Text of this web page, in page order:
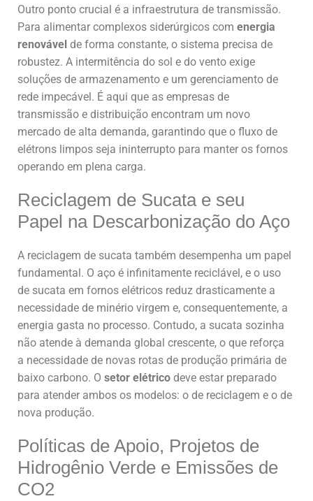
Outro ponto crucial é a infraestrutura de transmissão.
Para alimentar complexos siderúrgicos com energia
renovável de forma constante, o sistema precisa de
robustez. A intermitência do sol e do vento exige
soluções de armazenamento e um gerenciamento de
rede impecável. É aqui que as empresas de
transmissão e distribuição encontram um novo
mercado de alta demanda, garantindo que o fluxo de
elétrons limpos seja ininterrupto para manter os fornos
operando em plena carga.
Reciclagem de Sucata e seu
Papel na Descarbonização do Aço
A reciclagem de sucata também desempenha um papel
fundamental. O aço é infinitamente reciclável, e o uso
de sucata em fornos elétricos reduz drasticamente a
necessidade de minério virgem e, consequentemente, a
energia gasta no processo. Contudo, a sucata sozinha
não atende à demanda global crescente, o que reforça
a necessidade de novas rotas de produção primária de
baixo carbono. O setor elétrico deve estar preparado
para atender ambos os modelos: o de reciclagem e o de
nova produção.
Políticas de Apoio, Projetos de
Hidrogênio Verde e Emissões de
CO2